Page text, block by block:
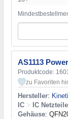
AS1113
Produktcode:
zu Favoriten
Hersteller:
IC > IC Netzteile
Gehäuse: